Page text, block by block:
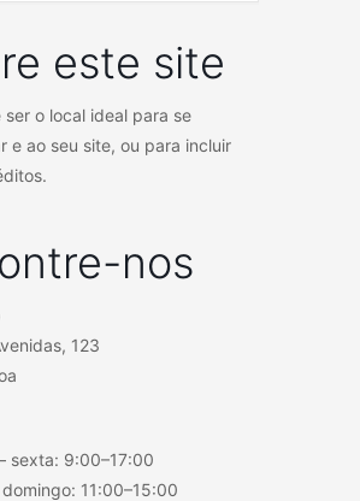
este site
ser o local ideal para se
e ao seu site, ou para incluir
nos
123
sexta: 9:00–17:00
11:00–15:00